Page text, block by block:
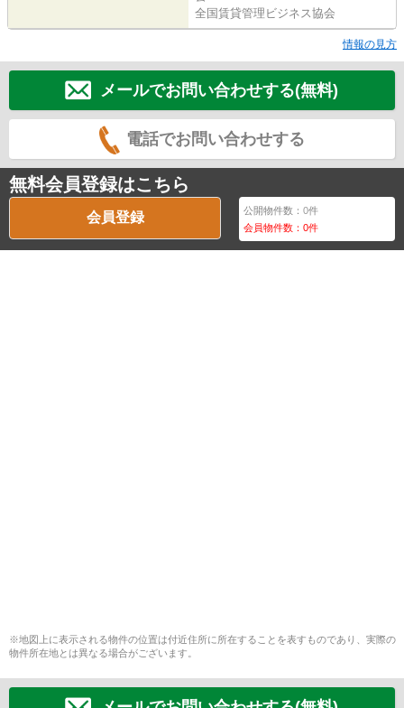
全国賃貸管理ビジネス協会
情報の見方
メールでお問い合わせする(無料)
電話でお問い合わせする
無料会員登録はこちら
会員登録 公開物件数：0件
会員物件数：0件
※地図上に表示される物件の位置は付近住所に所在することを表すものであり、実際の
物件所在地とは異なる場合がございます。